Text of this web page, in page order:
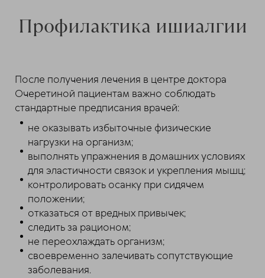
Профилактика ишиалгии
После получения лечения в центре доктора
Очеретиной пациентам важно соблюдать
стандартные предписания врачей:
не оказывать избыточные физические
нагрузки на организм;
выполнять упражнения в домашних условиях
для эластичности связок и укрепления мышц;
контролировать осанку при сидячем
положении;
отказаться от вредных привычек;
следить за рационом;
не переохлаждать организм;
своевременно залечивать сопутствующие
заболевания.